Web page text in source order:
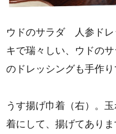
ウドのサラダ 人参ドレ
キで瑞々しい、ウドの
のドレッシングも手作り
うす揚げ巾着（右）。
着にして、揚げてあり